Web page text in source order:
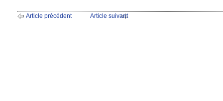
Article précédent Article suivant